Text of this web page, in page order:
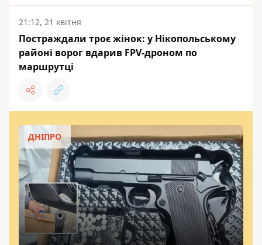
21:12, 21 квітня
Постраждали троє жінок: у Нікопольському
районі ворог вдарив FPV-дроном по
маршрутці
ДНІПРО